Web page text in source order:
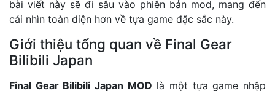
bài viết này sẽ đi sâu vào phiên bản mod, mang đến
cái nhìn toàn diện hơn về tựa game đặc sắc này.
Giới thiệu tổng quan về Final Gear
Bilibili Japan
Final Gear Bilibili Japan MOD là một tựa game nhập